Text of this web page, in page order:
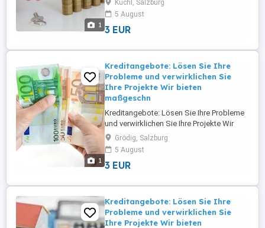
1
und Investitionslösungen für
Privatpersonen, Unternehmer, KMU und
Großunternehmen in ganz Europa und
Investitionen von 5.000 bis 95.000.000 ...
Kuchl, Salzburg
5 August
3 EUR
1
Kreditangebote: Lösen Sie Ihre
Probleme und verwirklichen Sie
Ihre Projekte Wir bieten
maßgeschn
Kreditangebote: Lösen Sie Ihre Probleme
und verwirklichen Sie Ihre Projekte Wir
bieten maßgeschneiderte Finanzierungs-
und Investitionslösungen für
Privatpersonen, Unternehmer, KMU und
Großunternehmen in ganz Europa und
Investitionen von 5.000 bis 95.000.000 ...
Grödig, Salzburg
5 August
3 EUR
Kreditangebote: Lösen Sie Ihre
Probleme und verwirklichen Sie
Ihre Projekte Wir bieten